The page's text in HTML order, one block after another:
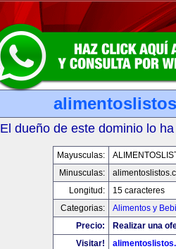
El dueño de este dominio lo
Mayusculas:
Minusculas:
Longitud:
15 caracteres
Categorias:
Alimentos y
Precio:
Realizar una
Visitar!